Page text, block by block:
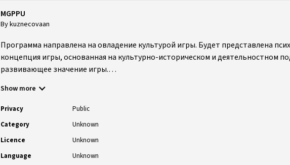
MGPPU
By kuznecovaan
Программа направлена на овладение культурой игры. Будет представлена
концепция игры, основанная на культурно-историческом и деятельностном
развивающее значение игры.
Show more
Privacy
Public
Category
Unknown
Licence
Unknown
Language
Unknown